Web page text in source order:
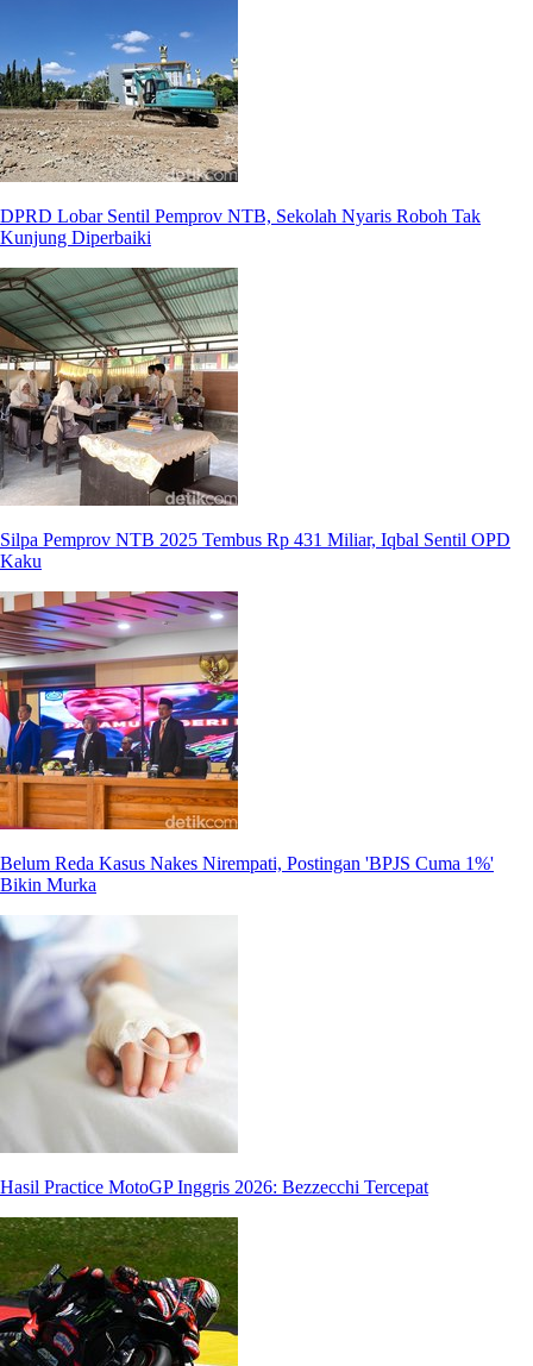
DPRD Lobar Sentil Pemprov NTB, Sekolah Nyaris Roboh Tak
Kunjung Diperbaiki
Silpa Pemprov NTB 2025 Tembus Rp 431 Miliar, Iqbal Sentil OPD
Kaku
Belum Reda Kasus Nakes Nirempati, Postingan 'BPJS Cuma 1%'
Bikin Murka
Hasil Practice MotoGP Inggris 2026: Bezzecchi Tercepat